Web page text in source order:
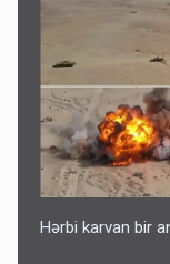
Hərbi karvan bir